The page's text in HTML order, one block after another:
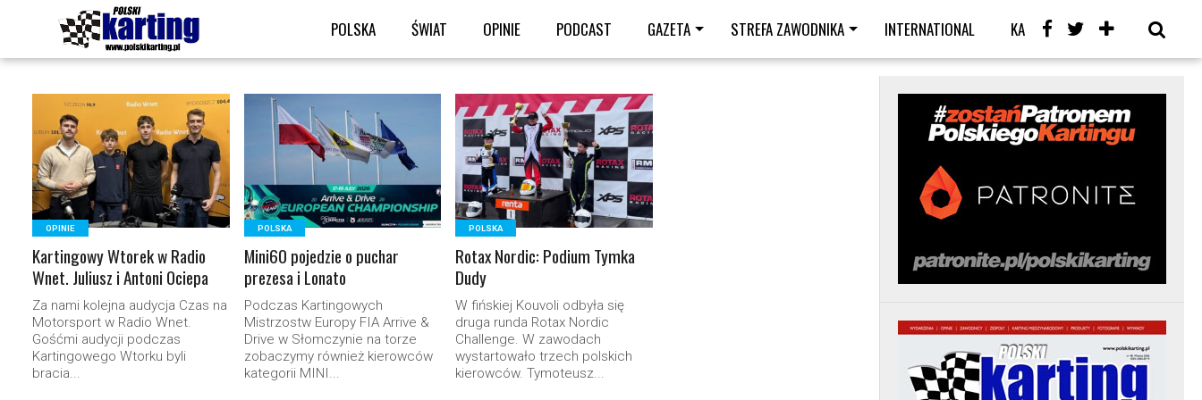
POLSKA ŚWIAT OPINIE PODCAST GAZETA STREFA ZAWODNIKA INTERNATIONAL KARTING CAFE LIVE
READ MORE
OPINIE
Kartingowy Wtorek w Radio
Wnet. Juliusz i Antoni Ociepa
Za nami kolejna audycja Czas na
Motorsport w Radio Wnet.
Gośćmi audycji podczas
Kartingowego Wtorku byli
bracia...
READ MORE
POLSKA
Mini60 pojedzie o puchar
prezesa i Lonato
Podczas Kartingowych
Mistrzostw Europy FIA Arrive &
Drive w Słomczynie na torze
zobaczymy również kierowców
kategorii MINI...
READ MORE
POLSKA
Rotax Nordic: Podium Tymka
Dudy
W fińskiej Kouvoli odbyła się
druga runda Rotax Nordic
Challenge. W zawodach
wystartowało trzech polskich
kierowców. Tymoteusz...